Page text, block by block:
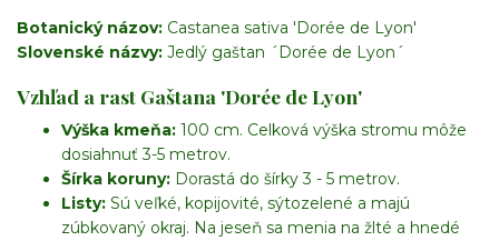
Botanický názov: Castanea sativa 'Dorée de Lyon'
Slovenské názvy: Jedlý gaštan ´Dorée de Lyon´
Vzhľad a rast Gaštana 'Dorée de Lyon'
Výška kmeňa: 100 cm. Celková výška stromu môže
dosiahnuť 3-5 metrov.
Šírka koruny: Dorastá do šírky 3 - 5 metrov.
Listy: Sú veľké, kopijovité, sýtozelené a majú
zúbkovaný okraj. Na jeseň sa menia na žlté a hnedé